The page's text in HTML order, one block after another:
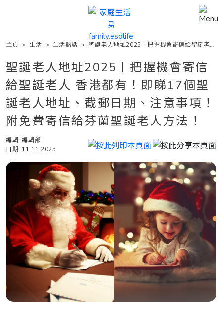
主頁 > 生活 > 生活熱話 > 聖誕老人地址2025丨把握機會寄信給聖誕老人
蘭聖誕老人方法！
聖誕老人地址2025丨把握機會寄信
給聖誕老人 香港都有！即睇17個聖
誕老人地址、截郵日期、注意事項！
附免費寄信給芬蘭聖誕老人方法！
編輯: 編輯部
日期: 11.11.2025